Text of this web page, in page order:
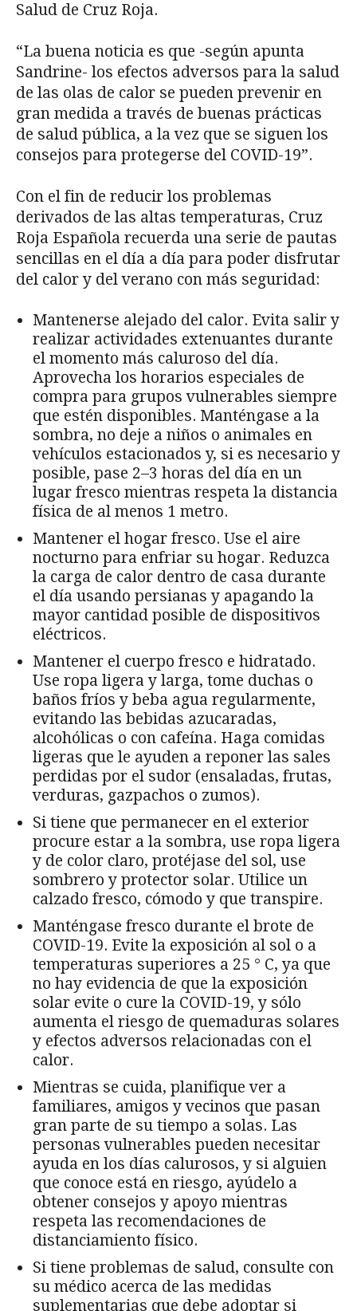
Salud de Cruz Roja.
“La buena noticia es que -según apunta
Sandrine- los efectos adversos para la salud
de las olas de calor se pueden prevenir en
gran medida a través de buenas prácticas
de salud pública, a la vez que se siguen los
consejos para protegerse del COVID-19”.
Con el fin de reducir los problemas
derivados de las altas temperaturas, Cruz
Roja Española recuerda una serie de pautas
sencillas en el día a día para poder disfrutar
del calor y del verano con más seguridad:
Mantenerse alejado del calor. Evita salir y
realizar actividades extenuantes durante
el momento más caluroso del día.
Aprovecha los horarios especiales de
compra para grupos vulnerables siempre
que estén disponibles. Manténgase a la
sombra, no deje a niños o animales en
vehículos estacionados y, si es necesario y
posible, pase 2–3 horas del día en un
lugar fresco mientras respeta la distancia
física de al menos 1 metro.
Mantener el hogar fresco. Use el aire
nocturno para enfriar su hogar. Reduzca
la carga de calor dentro de casa durante
el día usando persianas y apagando la
mayor cantidad posible de dispositivos
eléctricos.
Mantener el cuerpo fresco e hidratado.
Use ropa ligera y larga, tome duchas o
baños fríos y beba agua regularmente,
evitando las bebidas azucaradas,
alcohólicas o con cafeína. Haga comidas
ligeras que le ayuden a reponer las sales
perdidas por el sudor (ensaladas, frutas,
verduras, gazpachos o zumos).
Si tiene que permanecer en el exterior
procure estar a la sombra, use ropa ligera
y de color claro, protéjase del sol, use
sombrero y protector solar. Utilice un
calzado fresco, cómodo y que transpire.
Manténgase fresco durante el brote de
COVID-19. Evite la exposición al sol o a
temperaturas superiores a 25 ° C, ya que
no hay evidencia de que la exposición
solar evite o cure la COVID-19, y sólo
aumenta el riesgo de quemaduras solares
y efectos adversos relacionadas con el
calor.
Mientras se cuida, planifique ver a
familiares, amigos y vecinos que pasan
gran parte de su tiempo a solas. Las
personas vulnerables pueden necesitar
ayuda en los días calurosos, y si alguien
que conoce está en riesgo, ayúdelo a
obtener consejos y apoyo mientras
respeta las recomendaciones de
distanciamiento físico.
Si tiene problemas de salud, consulte con
su médico acerca de las medidas
suplementarias que debe adoptar si